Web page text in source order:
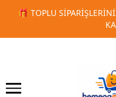
🚀 KURUMSAL